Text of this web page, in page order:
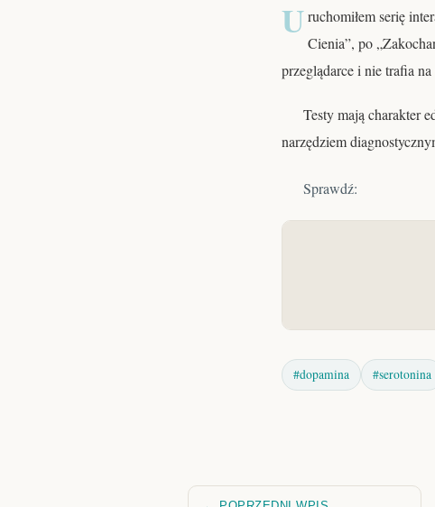
Uruchomiłem serię
Cienia”, po
przeglądarce i nie trafia na
Testy mają charakter
narzędziem
Sprawdź:
#dopamina #serotonina